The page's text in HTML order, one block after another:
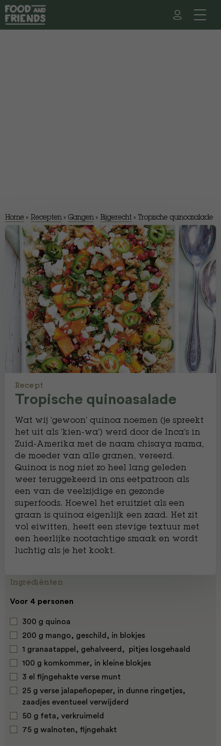
Home » Recepten » Gangen » Bijgerecht » Tropische quinoasalade
Recept
Tropische quinoasalade
Wat wij ‘gewoon’ quinoa noemen (je spreekt
het uit als ‘kien-wa’) werd door de Inca’s in
Zuid-Amerika met de naam chisaya mama,
de moeder van alle granen, vereerd.
Quinoa is nog niet zo heel lang geleden
weer teruggekeerd in ons eetpatroon als
een van de veelzijdige en gezonde
superfoods. Hoewel het eruitziet als een
graan is quinoa eigenlijk een zaad. Het zit
vol eiwitten, heeft een stevige textuur met
een heerlijke nootachtige smaak en wordt
luchtig als je het kookt.
Ingrediënten
Voor 4 personen
300 g quinoa
200 g mango, geschild, in blokjes
1 granaatappel, gehalveerd, pitjes losgehaald
100 g komkommer, in kleine blokjes
3 el fijngehakte verse munt
25 g verse jalapeñopeper, in dunne ringetjes,
zaadjes eventueel verwijderd
50 g feta, verkruimeld
75 g walnoten, fijngehakt